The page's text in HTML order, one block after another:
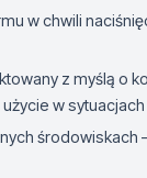
w chwili
z myślą o
w
środowiskach